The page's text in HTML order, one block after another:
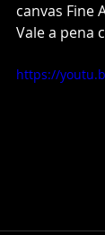
canvas Fine
Vale a pena
https://